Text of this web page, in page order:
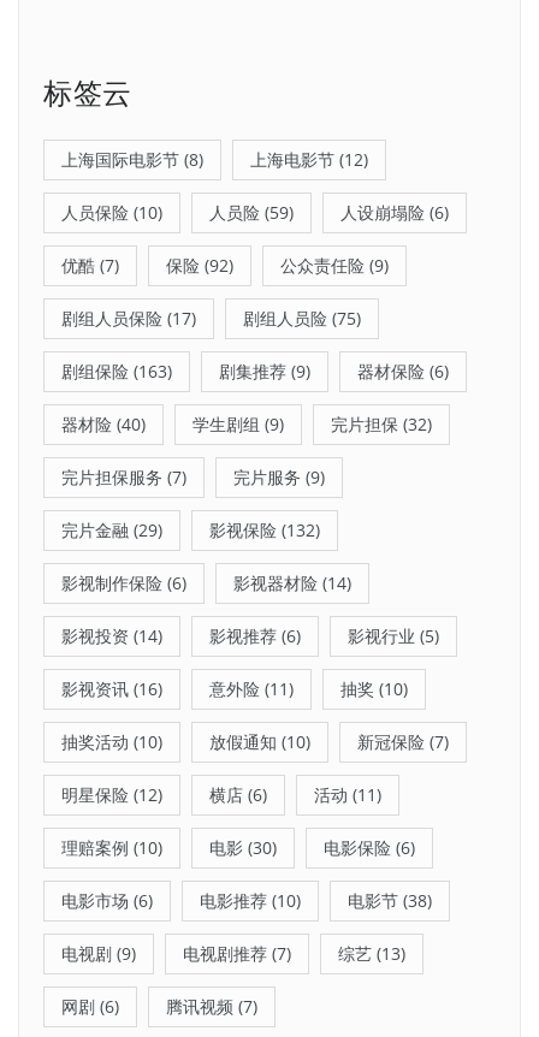
标签云
上海国际电影节 (8) 上海电影节 (12)
人员保险 (10) 人员险 (59) 人设崩塌险 (6)
优酷 (7) 保险 (92) 公众责任险 (9)
剧组人员保险 (17) 剧组人员险 (75)
剧组保险 (163) 剧集推荐 (9) 器材保险 (6)
器材险 (40) 学生剧组 (9) 完片担保 (32)
完片担保服务 (7) 完片服务 (9)
完片金融 (29) 影视保险 (132)
影视制作保险 (6) 影视器材险 (14)
影视投资 (14) 影视推荐 (6) 影视行业 (5)
影视资讯 (16) 意外险 (11) 抽奖 (10)
抽奖活动 (10) 放假通知 (10) 新冠保险 (7)
明星保险 (12) 横店 (6) 活动 (11)
理赔案例 (10) 电影 (30) 电影保险 (6)
电影市场 (6) 电影推荐 (10) 电影节 (38)
电视剧 (9) 电视剧推荐 (7) 综艺 (13)
网剧 (6) 腾讯视频 (7)